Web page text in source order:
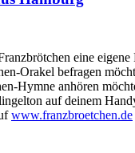
eine eigene
Orakel befragen
Hymne anhören
auf deinem
www.franzbroetchen.de